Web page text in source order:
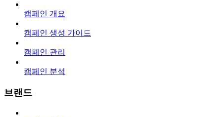
캠페인 개요
캠페인 생성 가이드
캠페인 관리
캠페인 분석
브랜드